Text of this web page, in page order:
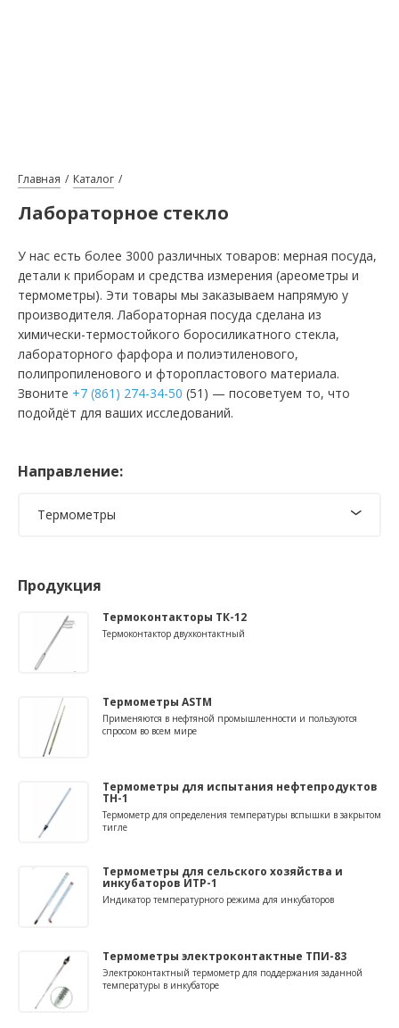
Главная Каталог
Лабораторное стекло
У нас есть более 3000 различных товаров: мерная посуда,
детали к приборам и средства измерения (ареометры и
термометры). Эти товары мы заказываем напрямую у
производителя. Лабораторная посуда сделана из
химически-термостойкого боросиликатного стекла,
лабораторного фарфора и полиэтиленового,
полипропиленового и фторопластового материала.
Звоните +7 (861) 274-34-50 (51) — посоветуем то, что
подойдёт для ваших исследований.
Направление:
Термометры
Продукция
Термоконтакторы ТК-12
Термоконтактор двухконтактный
Термометры ASTM
Применяются в нефтяной промышленности и пользуются
спросом во всем мире
Термометры для испытания нефтепродуктов
TH-1
Термометр для определения температуры вспышки в закрытом
тигле
Термометры для сельского хозяйства и
инкубаторов ИТР-1
Индикатор температурного режима для инкубаторов
Термометры электроконтактные ТПИ-83
Электроконтактный термометр для поддержания заданной
температуры в инкубаторе